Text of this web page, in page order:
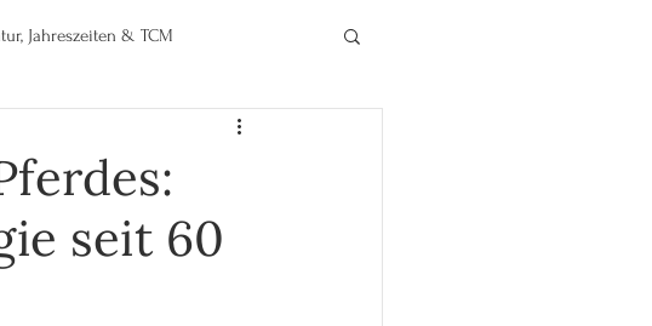
Jahreszeiten & TCM
Meditation & Achtsamkeit
seit 60